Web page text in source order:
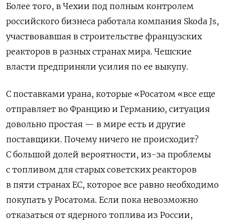
Более того, в Чехии под полным контролем
российского бизнеса работала компания Skoda Js,
участвовавшая в строительстве французских
реакторов в разных странах мира. Чешские
власти предприняли усилия по ее выкупу.
С поставками урана, которые «Росатом «все еще
отправляет во Францию и Германию, ситуация
довольно простая — в мире есть и другие
поставщики. Почему ничего не происходит?
С большой долей вероятности, из-за проблемы
с топливом для старых советских реакторов
в пяти странах ЕС, которое все равно необходимо
покупать у Росатома. Если пока невозможно
отказаться от ядерного топлива из России,